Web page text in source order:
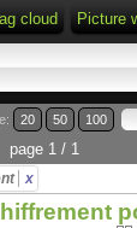
cloud Picture
20 50 100
page 1 / 1
x